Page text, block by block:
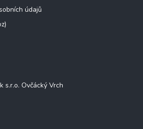
údajů
s.r.o. Ovčácký Vrch